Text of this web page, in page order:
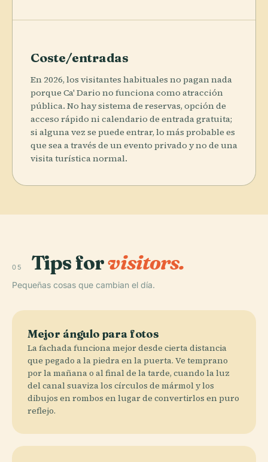
Coste/entradas
En 2026, los visitantes habituales no pagan nada
porque Ca' Dario no funciona como atracción
pública. No hay sistema de reservas, opción de
acceso rápido ni calendario de entrada gratuita;
si alguna vez se puede entrar, lo más probable es
que sea a través de un evento privado y no de una
visita turística normal.
05 Tips forvisitors.
Pequeñas cosas que cambian el día.
Mejor ángulo para fotos
La fachada funciona mejor desde cierta distancia
que pegado a la piedra en la puerta. Ve temprano
por la mañana o al final de la tarde, cuando la luz
del canal suaviza los círculos de mármol y los
dibujos en rombos en lugar de convertirlos en puro
reflejo.